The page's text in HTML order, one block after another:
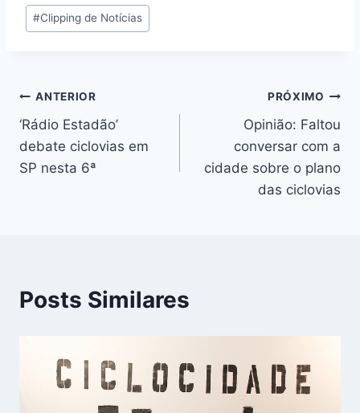
Tags
do
#Clipping de Notícias
Navegação
de
Post
ANTERIOR
‘Rádio Estadão’
debate ciclovias em
SP nesta 6ª
PRÓXIMO
Opinião: Faltou
conversar com a
cidade sobre o plano
das ciclovias
Posts Similares